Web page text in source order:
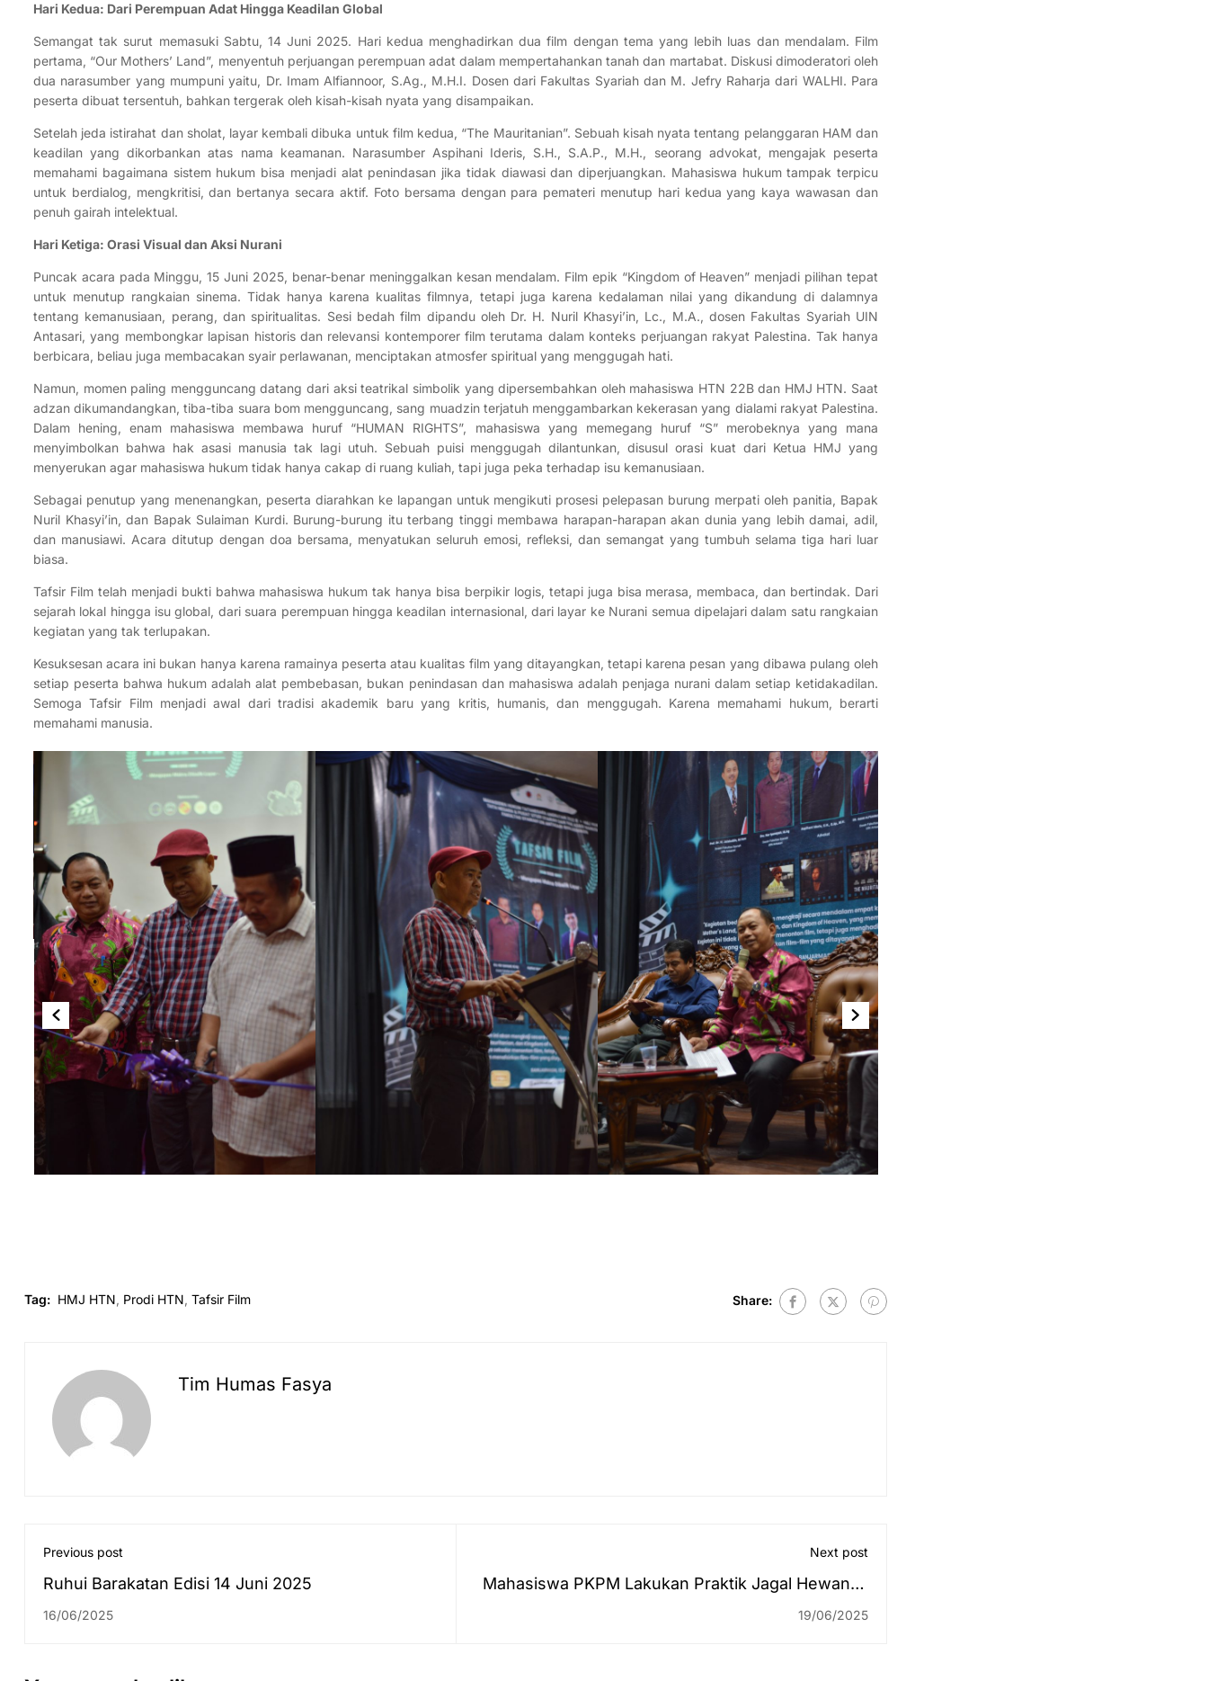
Hari Kedua: Dari Perempuan Adat Hingga Keadilan Global
Semangat tak surut memasuki Sabtu, 14 Juni 2025. Hari kedua menghadirkan dua film dengan tema yang lebih luas dan mendalam. Film
pertama, “Our Mothers’ Land”, menyentuh perjuangan perempuan adat dalam mempertahankan tanah dan martabat. Diskusi dimoderatori oleh
dua narasumber yang mumpuni yaitu, Dr. Imam Alfiannoor, S.Ag., M.H.I. Dosen dari Fakultas Syariah dan M. Jefry Raharja dari WALHI. Para
peserta dibuat tersentuh, bahkan tergerak oleh kisah-kisah nyata yang disampaikan.
Setelah jeda istirahat dan sholat, layar kembali dibuka untuk film kedua, “The Mauritanian”. Sebuah kisah nyata tentang pelanggaran HAM dan
keadilan yang dikorbankan atas nama keamanan. Narasumber Aspihani Ideris, S.H., S.A.P., M.H., seorang advokat, mengajak peserta
memahami bagaimana sistem hukum bisa menjadi alat penindasan jika tidak diawasi dan diperjuangkan. Mahasiswa hukum tampak terpicu
untuk berdialog, mengkritisi, dan bertanya secara aktif. Foto bersama dengan para pemateri menutup hari kedua yang kaya wawasan dan
penuh gairah intelektual.
Hari Ketiga: Orasi Visual dan Aksi Nurani
Puncak acara pada Minggu, 15 Juni 2025, benar-benar meninggalkan kesan mendalam. Film epik “Kingdom of Heaven” menjadi pilihan tepat
untuk menutup rangkaian sinema. Tidak hanya karena kualitas filmnya, tetapi juga karena kedalaman nilai yang dikandung di dalamnya
tentang kemanusiaan, perang, dan spiritualitas. Sesi bedah film dipandu oleh Dr. H. Nuril Khasyi’in, Lc., M.A., dosen Fakultas Syariah UIN
Antasari, yang membongkar lapisan historis dan relevansi kontemporer film terutama dalam konteks perjuangan rakyat Palestina. Tak hanya
berbicara, beliau juga membacakan syair perlawanan, menciptakan atmosfer spiritual yang menggugah hati.
Namun, momen paling mengguncang datang dari aksi teatrikal simbolik yang dipersembahkan oleh mahasiswa HTN 22B dan HMJ HTN. Saat
adzan dikumandangkan, tiba-tiba suara bom mengguncang, sang muadzin terjatuh menggambarkan kekerasan yang dialami rakyat Palestina.
Dalam hening, enam mahasiswa membawa huruf “HUMAN RIGHTS”, mahasiswa yang memegang huruf “S” merobeknya yang mana
menyimbolkan bahwa hak asasi manusia tak lagi utuh. Sebuah puisi menggugah dilantunkan, disusul orasi kuat dari Ketua HMJ yang
menyerukan agar mahasiswa hukum tidak hanya cakap di ruang kuliah, tapi juga peka terhadap isu kemanusiaan.
Sebagai penutup yang menenangkan, peserta diarahkan ke lapangan untuk mengikuti prosesi pelepasan burung merpati oleh panitia, Bapak
Nuril Khasyi’in, dan Bapak Sulaiman Kurdi. Burung-burung itu terbang tinggi membawa harapan-harapan akan dunia yang lebih damai, adil,
dan manusiawi. Acara ditutup dengan doa bersama, menyatukan seluruh emosi, refleksi, dan semangat yang tumbuh selama tiga hari luar
biasa.
Tafsir Film telah menjadi bukti bahwa mahasiswa hukum tak hanya bisa berpikir logis, tetapi juga bisa merasa, membaca, dan bertindak. Dari
sejarah lokal hingga isu global, dari suara perempuan hingga keadilan internasional, dari layar ke Nurani semua dipelajari dalam satu rangkaian
kegiatan yang tak terlupakan.
Kesuksesan acara ini bukan hanya karena ramainya peserta atau kualitas film yang ditayangkan, tetapi karena pesan yang dibawa pulang oleh
setiap peserta bahwa hukum adalah alat pembebasan, bukan penindasan dan mahasiswa adalah penjaga nurani dalam setiap ketidakadilan.
Semoga Tafsir Film menjadi awal dari tradisi akademik baru yang kritis, humanis, dan menggugah. Karena memahami hukum, berarti
memahami manusia.
Tag: HMJ HTN, Prodi HTN, Tafsir Film Share:
Tim Humas Fasya
Previous post
Ruhui Barakatan Edisi 14 Juni 2025
16/06/2025
Next post
Mahasiswa PKPM Lakukan Praktik Jagal Hewan di
RPH
19/06/2025